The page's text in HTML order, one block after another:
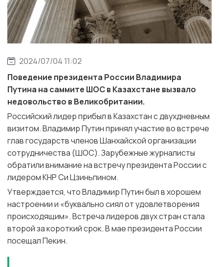
2024/07/04 11:02
Поведение президента России Владимира
Путина на саммите ШОС в Казахстане вызвало
недовольство в Великобритании.
Российский лидер прибыл в Казахстан с двухдневным
визитом. Владимир Путин принял участие во встрече
глав государств членов Шанхайской организации
сотрудничества (ШОС). Зарубежные журналисты
обратили внимание на встречу президента России с
лидером КНР Си Цзиньпином.
Утверждается, что Владимир Путин был в хорошем
настроении и «буквально сиял от удовлетворения
происходящим». Встреча лидеров двух стран стала
второй за короткий срок. В мае президента России
посещал Пекин.